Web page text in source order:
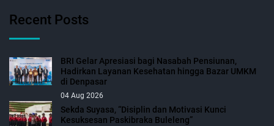
Recent Posts
BRI Gelar Apresiasi bagi Nasabah Pensiunan,
Hadirkan Layanan Kesehatan hingga Bazar UMKM
di Denpasar
04 Aug 2026
Sekda Suyasa, “Disiplin dan Motivasi Kunci
Kesuksesan Paskibraka Buleleng”